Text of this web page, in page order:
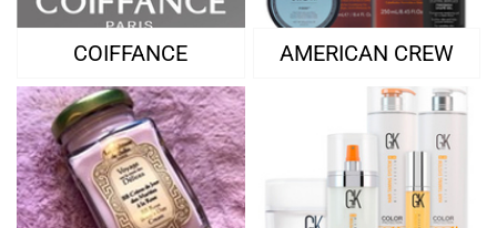
COIFFANCE AMERICAN CREW